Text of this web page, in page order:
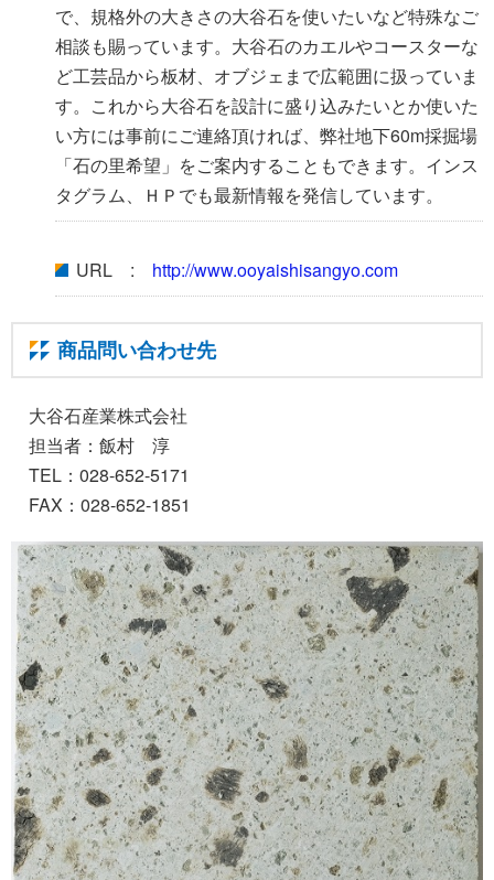
で、規格外の大きさの大谷石を使いたいなど特殊なご
相談も賜っています。大谷石のカエルやコースターな
ど工芸品から板材、オブジェまで広範囲に扱っていま
す。これから大谷石を設計に盛り込みたいとか使いた
い方には事前にご連絡頂ければ、弊社地下60m採掘場
「石の里希望」をご案内することもできます。インス
タグラム、ＨＰでも最新情報を発信しています。
URL : http://www.ooyaishisangyo.com
商品問い合わせ先
大谷石産業株式会社
担当者：飯村 淳
TEL：028-652-5171
FAX：028-652-1851